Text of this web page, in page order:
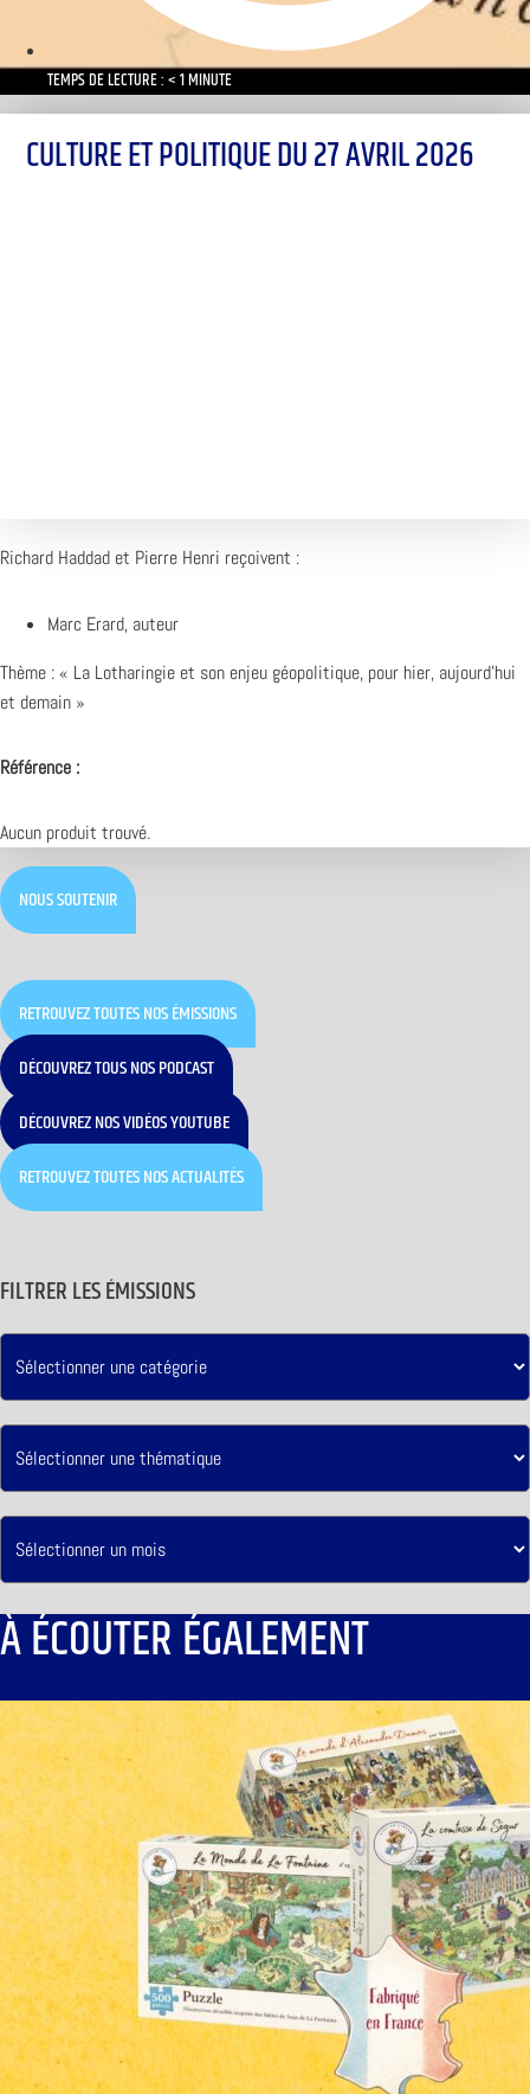
TEMPS DE LECTURE : < 1 MINUTE
CULTURE ET POLITIQUE DU 27 AVRIL 2026
Richard Haddad et Pierre Henri reçoivent :
Marc Erard, auteur
Thème : « La Lotharingie et son enjeu géopolitique, pour hier, aujourd’hui
et demain »
Référence :
Aucun produit trouvé.
NOUS SOUTENIR
RETROUVEZ TOUTES NOS ÉMISSIONS
DÉCOUVREZ TOUS NOS PODCAST
DÉCOUVREZ NOS VIDÉOS YOUTUBE
RETROUVEZ TOUTES NOS ACTUALITÉS
FILTRER LES ÉMISSIONS
À ÉCOUTER ÉGALEMENT